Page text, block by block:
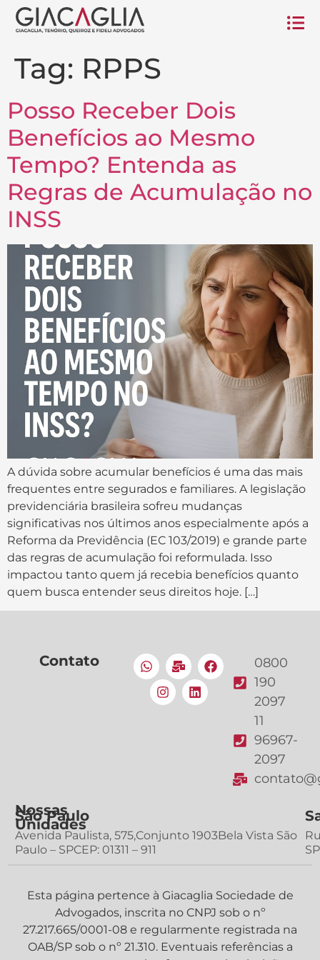
Tag: RPPS
Posso Receber Dois
Benefícios ao Mesmo
Tempo? Entenda as
Regras de Acumulação no
INSS
A dúvida sobre acumular benefícios é uma das mais
frequentes entre segurados e familiares. A legislação
previdenciária brasileira sofreu mudanças
significativas nos últimos anos especialmente após a
Reforma da Previdência (EC 103/2019) e grande parte
das regras de acumulação foi reformulada. Isso
impactou tanto quem já recebia benefícios quanto
quem busca entender seus direitos hoje. […]
Contato
0800
190
2097
11
96967-
2097
Nossas
Unidades
São Paulo
Avenida Paulista, 575,Conjunto 1903Bela Vista São
Paulo – SPCEP: 01311 – 911
Esta página pertence à Giacaglia Sociedade de
Advogados, inscrita no CNPJ sob o nº
27.217.665/0001-08 e regularmente registrada na
OAB/SP sob o nº 21.310. Eventuais referências a